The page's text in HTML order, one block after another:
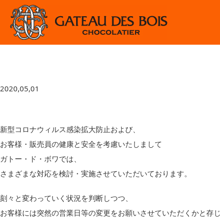
2020,05,01
新型コロナウィルス感染拡大防止および、
お客様・販売員の健康と安全を考慮いたしまして
ガトー・ド・ボワでは、
さまざまな対応を検討・実施させていただいております。
刻々と変わっていく状況を判断しつつ、
お客様には突然の営業日等の変更をお願いさせていただくかと存じ